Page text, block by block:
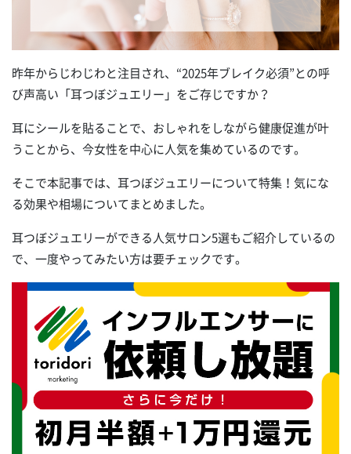
昨年からじわじわと注目され、“2025年ブレイク必須”との呼
び声高い「耳つぼジュエリー」をご存じですか？
耳にシールを貼ることで、おしゃれをしながら健康促進が叶
うことから、今女性を中心に人気を集めているのです。
そこで本記事では、耳つぼジュエリーについて特集！気にな
る効果や相場についてまとめました。
耳つぼジュエリーができる人気サロン5選もご紹介しているの
で、一度やってみたい方は要チェックです。